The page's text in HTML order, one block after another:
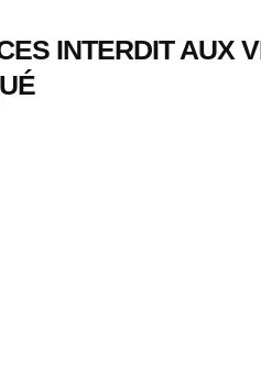
INTERDIT AUX